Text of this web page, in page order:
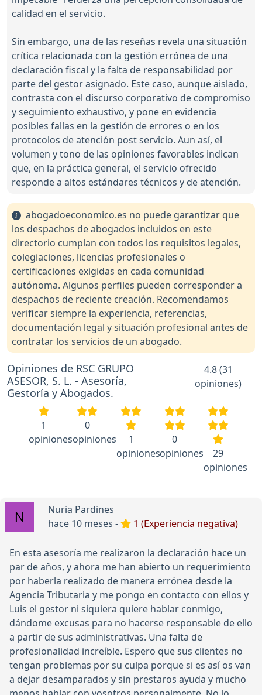
calidad en el servicio.
Sin embargo, una de las reseñas revela una situación
crítica relacionada con la gestión errónea de una
declaración fiscal y la falta de responsabilidad por
parte del gestor asignado. Este caso, aunque aislado,
contrasta con el discurso corporativo de compromiso
y seguimiento exhaustivo, y pone en evidencia
posibles fallas en la gestión de errores o en los
protocolos de atención post servicio. Aun así, el
volumen y tono de las opiniones favorables indican
que, en la práctica general, el servicio ofrecido
responde a altos estándares técnicos y de atención.
abogadoeconomico.es no puede garantizar que
los despachos de abogados incluidos en este
directorio cumplan con todos los requisitos legales,
colegiaciones, licencias profesionales o
certificaciones exigidas en cada comunidad
autónoma. Algunos perfiles pueden corresponder a
despachos de reciente creación. Recomendamos
verificar siempre la experiencia, referencias,
documentación legal y situación profesional antes de
contratar los servicios de un abogado.
Opiniones de RSC GRUPO
ASESOR, S. L. - Asesoría,
Gestoría y Abogados.
4.8 (31
opiniones)
1
opiniones
0
opiniones
1
opiniones
0
opiniones
29
opiniones
Nuria Pardines
hace 10 meses -
1 (Experiencia negativa)
En esta asesoría me realizaron la declaración hace un
par de años, y ahora me han abierto un requerimiento
por haberla realizado de manera errónea desde la
Agencia Tributaria y me pongo en contacto con ellos y
Luis el gestor ni siquiera quiere hablar conmigo,
dándome excusas para no hacerse responsable de ello
a partir de sus administrativas. Una falta de
profesionalidad increíble. Espero que sus clientes no
tengan problemas por su culpa porque si es así os van
a dejar desamparados y sin prestaros ayuda y mucho